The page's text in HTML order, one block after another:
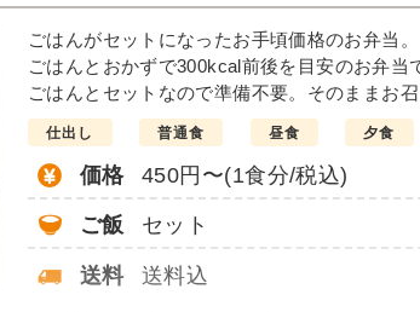
インゲンソテー
彩りごまサラダ
栄養素
-
※メニューの補足
-
ごはんがセットになったお手頃価格のお弁当。
ごはんとおかずで300kcal前後を目安のお弁当
ごはんとセットなので準備不要。そのままお
仕出し 普通食 昼食 夕食
価格 450円〜(1食分/税込)
ご飯 セット
送料 送料込